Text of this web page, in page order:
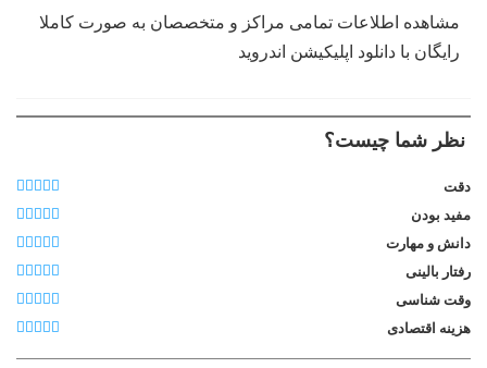
مشاهده اطلاعات تمامی مراکز و متخصصان به صورت کاملا
رایگان با دانلود اپلیکیشن اندروید
نظر شما چیست؟
دقت
مفید بودن
دانش و مهارت
رفتار بالینی
وقت شناسی
هزینه اقتصادی